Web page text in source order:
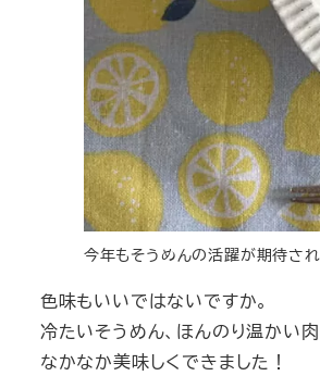
今年もそうめんの活躍が期待さ
色味もいいではないですか。
冷たいそうめん、ほんのり温かい
なかなか美味しくできました！